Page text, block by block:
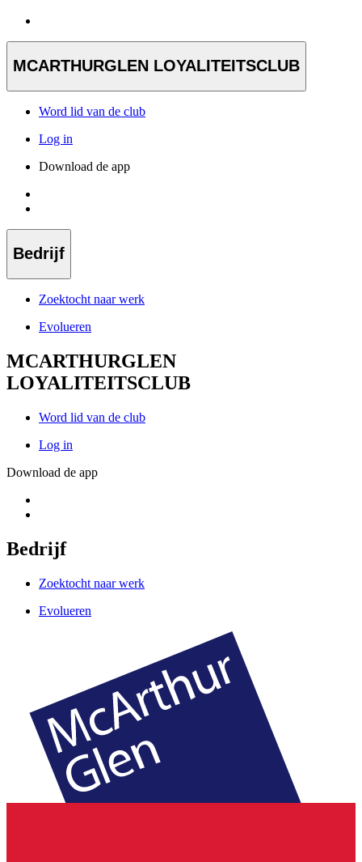
MCARTHURGLEN LOYALITEITSCLUB
Word lid van de club
Log in
Download de app
Bedrijf
Zoektocht naar werk
Evolueren
MCARTHURGLEN
LOYALITEITSCLUB
Word lid van de club
Log in
Download de app
Bedrijf
Zoektocht naar werk
Evolueren